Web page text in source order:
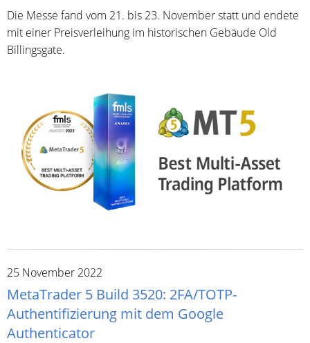
Die Messe fand vom 21. bis 23. November statt und endete
mit einer Preisverleihung im historischen Gebäude Old
Billingsgate.
25 November 2022
MetaTrader 5 Build 3520: 2FA/TOTP-
Authentifizierung mit dem Google
Authenticator